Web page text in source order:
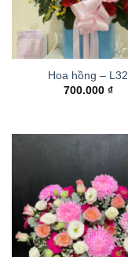
Hoa hồng – L32
700.000 ₫